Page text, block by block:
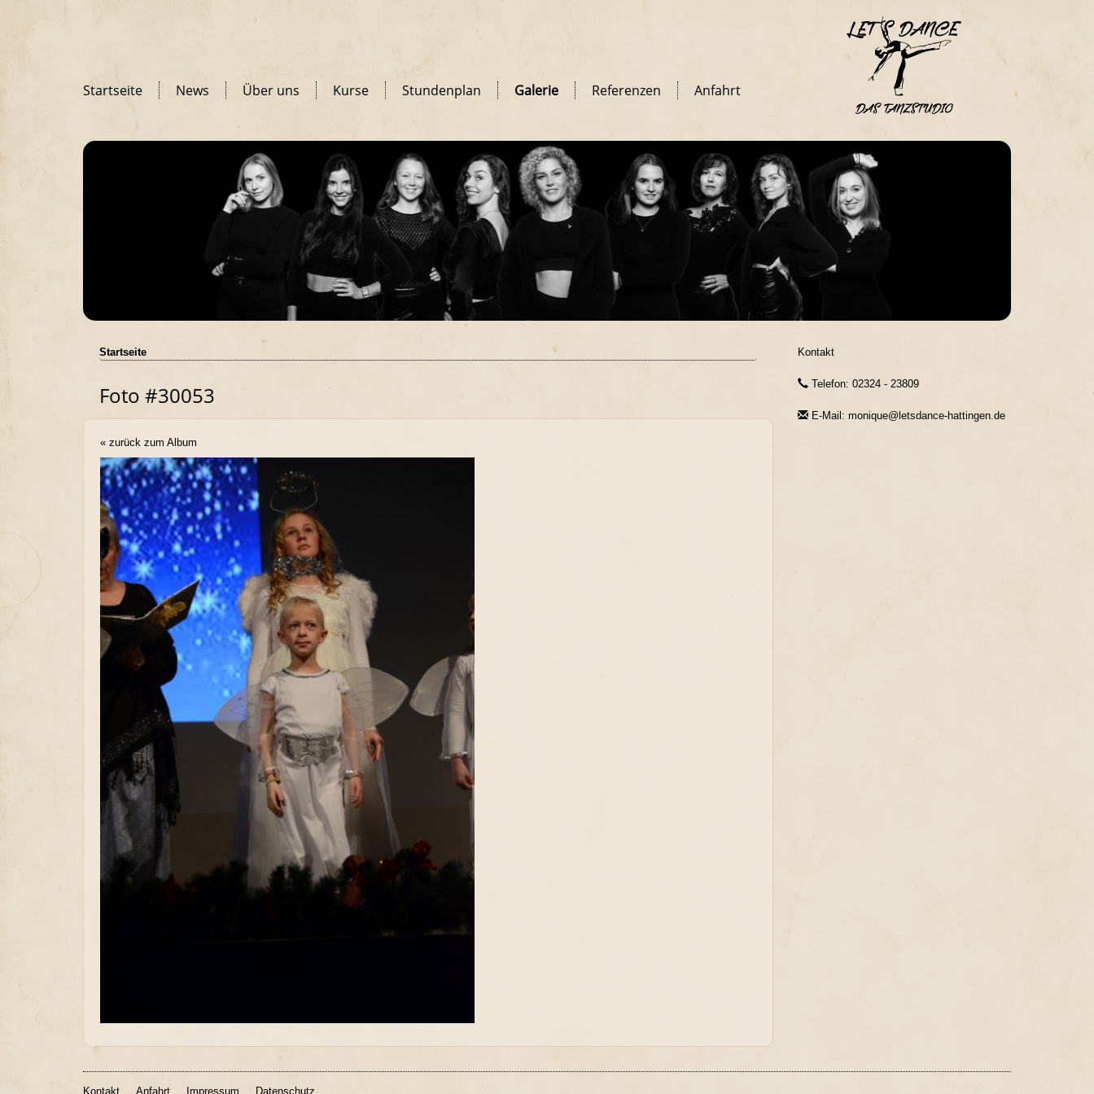
Startseite News Über uns Kurse Stundenplan Galerie Referenzen Anfahrt
Startseite
Foto #30053
« zurück zum Album
Kontakt
Telefon: 02324 - 23809
E-Mail: monique@letsdance-hattingen.de
Kontakt Anfahrt Impressum Datenschutz